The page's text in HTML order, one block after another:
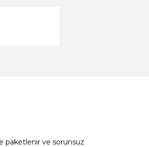
paketlenir ve sorunsuz